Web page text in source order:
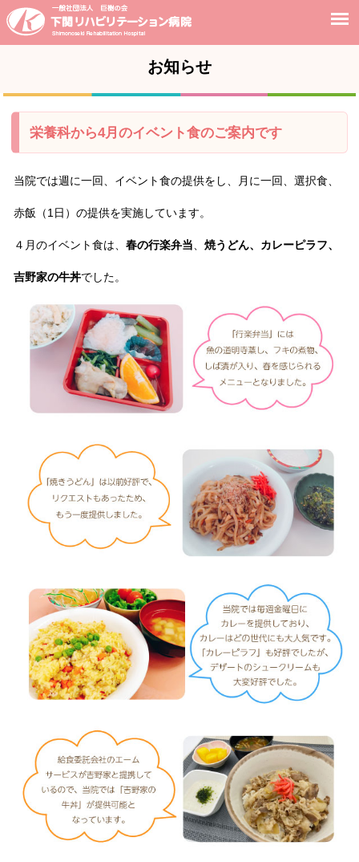
お知らせ
栄養科から4月のイベント食のご案内です
当院では週に一回、イベント食の提供をし、月に一回、選択食、
赤飯（1日）の提供を実施しています。
４月のイベント食は、春の行楽弁当 、焼うどん、カレーピラフ、
吉野家の牛丼でした。